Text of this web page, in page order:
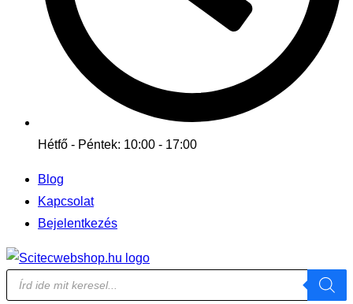
Hétfő - Péntek: 10:00 - 17:00
Blog
Kapcsolat
Bejelentkezés
Products
search